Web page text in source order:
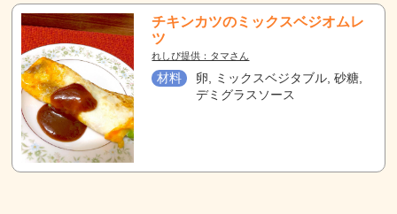
チキンカツのミックスベジオムレ
ツ
れしぴ提供：タマさん
材料
卵, ミックスベジタブル, 砂糖,
デミグラスソース